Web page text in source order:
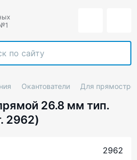
Окантователи Для
26.8 мм тип.
2962)
2962